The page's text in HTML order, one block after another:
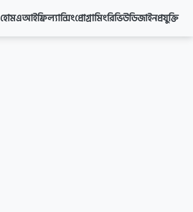
হোমএআইফ্রিল্যান্সিংপ্রোগ্রামিংরিভিউডিজাইনপ্রযুক্তি